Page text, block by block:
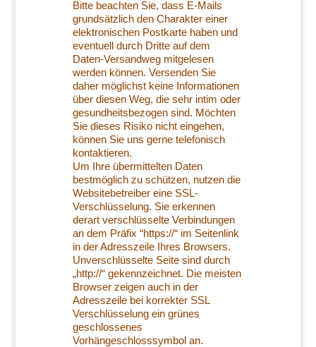
Bitte beachten Sie, dass E-Mails
grundsätzlich den Charakter einer
elektronischen Postkarte haben und
eventuell durch Dritte auf dem
Daten-Versandweg mitgelesen
werden können. Versenden Sie
daher möglichst keine Informationen
über diesen Weg, die sehr intim oder
gesundheitsbezogen sind. Möchten
Sie dieses Risiko nicht eingehen,
können Sie uns gerne telefonisch
kontaktieren.
Um Ihre übermittelten Daten
bestmöglich zu schützen, nutzen die
Websitebetreiber eine SSL-
Verschlüsselung. Sie erkennen
derart verschlüsselte Verbindungen
an dem Präfix “https://“ im Seitenlink
in der Adresszeile Ihres Browsers.
Unverschlüsselte Seite sind durch
„http://“ gekennzeichnet. Die meisten
Browser zeigen auch in der
Adresszeile bei korrekter SSL
Verschlüsselung ein grünes
geschlossenes
Vorhängeschlosssymbol an.